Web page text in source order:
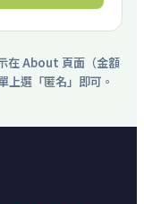
在 About 頁面（金額
選「匿名」即可。